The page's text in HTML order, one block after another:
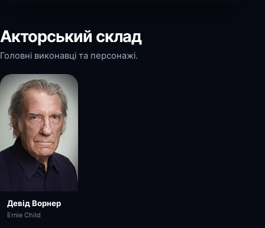
Акторський склад
Головні виконавці та персонажі.
Девід Ворнер
Ernie Child